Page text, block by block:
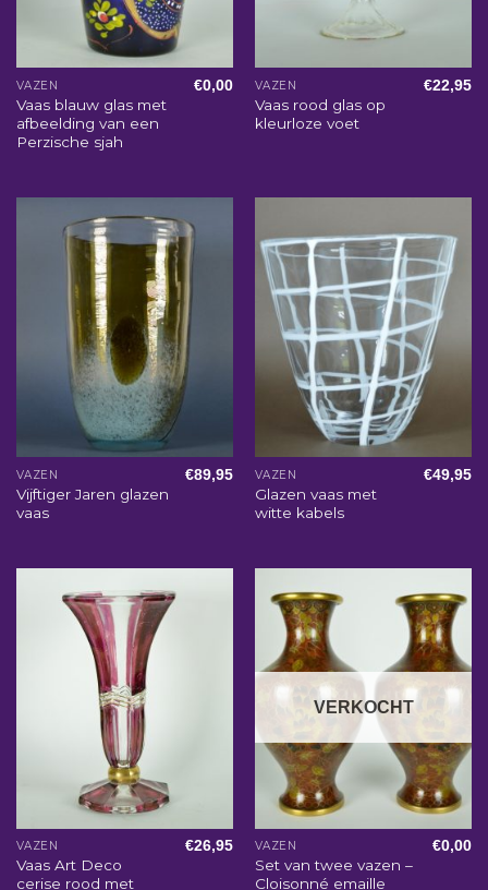
VAZEN
Vaas blauw glas met
afbeelding van een
Perzische sjah
€0,00 VAZEN
Vaas rood glas op
kleurloze voet
€22,95
VAZEN
Vijftiger Jaren glazen
vaas
€89,95 VAZEN
Glazen vaas met
witte kabels
€49,95
VAZEN
Vaas Art Deco
cerise rood met
€26,95
VERKOCHT
VAZEN
Set van twee vazen –
Cloisonné emaille
€0,00